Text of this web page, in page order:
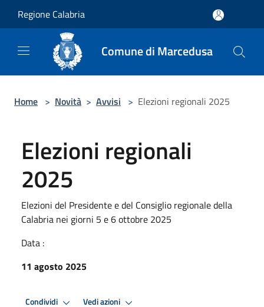
Regione Calabria
Comune di Marcedusa
Home > Novità > Avvisi > Elezioni regionali 2025
Elezioni regionali
2025
Elezioni del Presidente e del Consiglio regionale della
Calabria nei giorni 5 e 6 ottobre 2025
Data :
11 agosto 2025
Condividi Vedi azioni